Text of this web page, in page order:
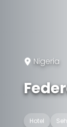
Nigeria
Hotel